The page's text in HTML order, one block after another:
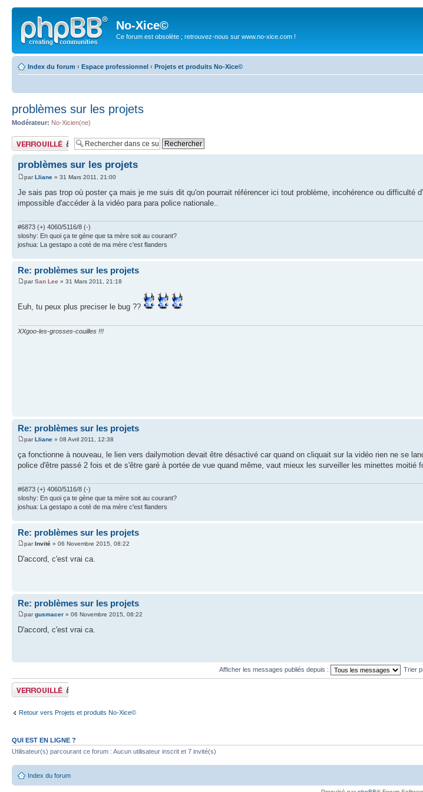
No-Xice©
Ce forum est obsolète ; retrouvez-nous sur www.no-xice.com !
Index du forum ‹ Espace professionnel ‹ Projets et produits No-Xice©
problèmes sur les projets
Modérateur: No-Xicien(ne)
Sujet verrouillé
problèmes sur les projets
parLliane » 31 Mars 2011, 21:00
Je sais pas trop où poster ça mais je me suis dit qu'on pourrait référencer ici tout problème, incohérence ou difficulté
impossible d'accéder à la vidéo para para police nationale..
#6873 (+) 4060/5116/8 (-)
sloshy: En quoi ça te gène que ta mère soit au courant?
joshua: La gestapo a coté de ma mère c'est flanders
Re: problèmes sur les projets
parSan Lee » 31 Mars 2011, 21:18
Euh, tu peux plus preciser le bug ??
XXgoo-les-grosses-couilles !!!
Re: problèmes sur les projets
parLliane » 08 Avril 2011, 12:38
ça fonctionne à nouveau, le lien vers dailymotion devait être désactivé car quand on cliquait sur la vidéo rien ne se
police d'être passé 2 fois et de s'être garé à portée de vue quand même, vaut mieux les surveiller les minettes moitié
#6873 (+) 4060/5116/8 (-)
sloshy: En quoi ça te gène que ta mère soit au courant?
joshua: La gestapo a coté de ma mère c'est flanders
Re: problèmes sur les projets
par Invité » 06 Novembre 2015, 08:22
D'accord, c'est vrai ca.
Re: problèmes sur les projets
pargusmacer » 06 Novembre 2015, 08:22
D'accord, c'est vrai ca.
Afficher les messages publiés depuis : Trier
Sujet verrouillé
Retour vers Projets et produits No-Xice©
QUI EST EN LIGNE ?
Utilisateur(s) parcourant ce forum : Aucun utilisateur inscrit et 7 invité(s)
Index du forum